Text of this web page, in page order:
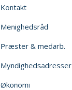
Kontakt
Menighedsråd
Præster & medarb.
Myndighedsadresser
Økonomi